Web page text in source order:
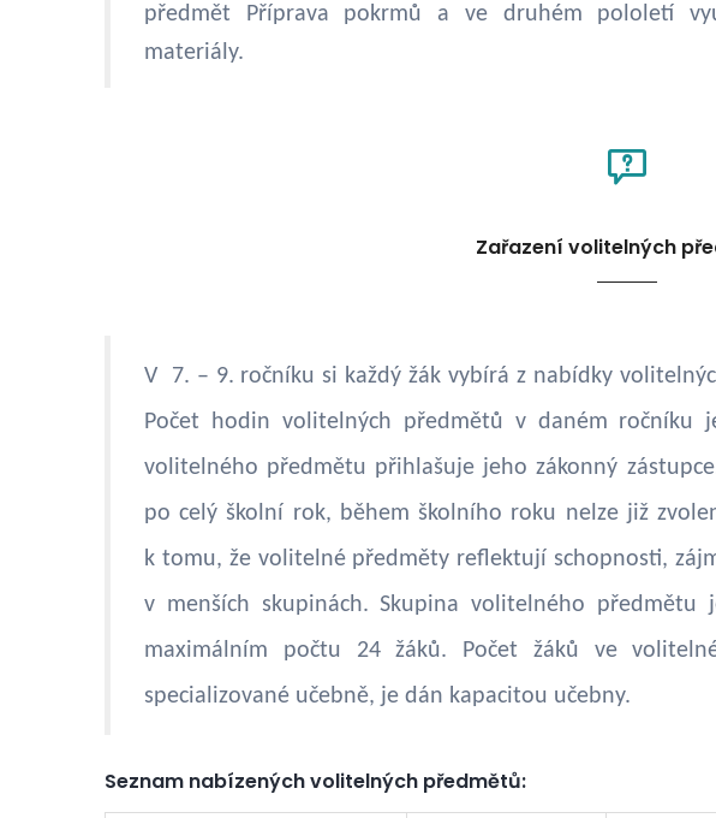
předmět Příprava pokrmů a ve druhém pololetí
materiály.
Zařazení volitelných
V 7. – 9. ročníku si každý žák vybírá z nabídky
Počet hodin volitelných předmětů v daném ročníku
volitelného předmětu přihlašuje jeho zákonný
po celý školní rok, během školního roku nelze již
k tomu, že volitelné předměty reflektují schopnosti,
v menších skupinách. Skupina volitelného
maximálním počtu 24 žáků. Počet žáků ve
specializované učebně, je dán kapacitou učebny.
Seznam nabízených volitelných předmětů: